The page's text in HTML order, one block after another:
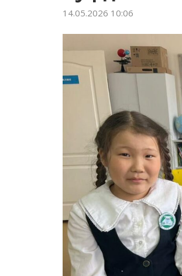
14.05.2026 10:06